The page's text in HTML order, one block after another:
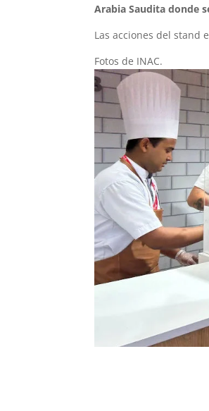
Arabia Saudita donde
Las acciones del stand
Fotos de INAC.